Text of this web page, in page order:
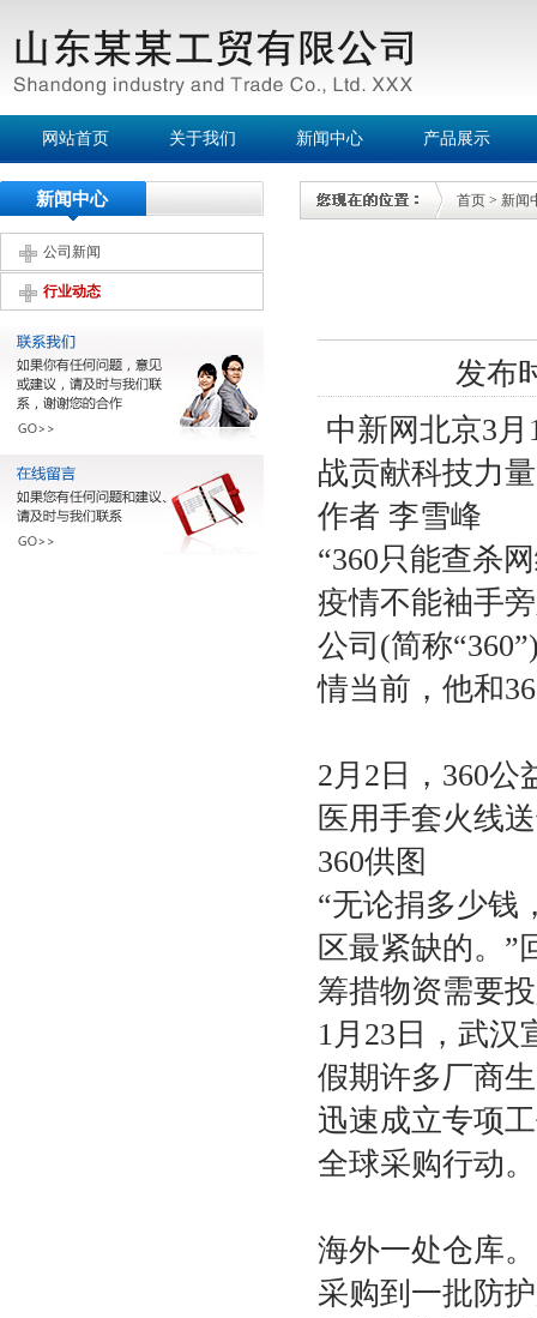
网站首页 关于我们 新闻中心 产品展示
新闻中心
公司新闻
行业动态
首页 > 新闻
发布
中新网北京3
战贡献科技力量
作者 李雪峰
“360只能查杀
疫情不能袖手
公司(简称
情当前，他和
2月2日，360公
医用手套火线
360供图
“无论捐多少钱
区最紧缺的。”
筹措物资需要
1月23日，武汉
假期许多厂商
迅速成立专项
全球采购行动。
海外一处仓库
采购到一批防